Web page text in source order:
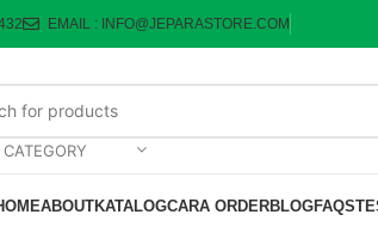
EMAIL : INFO@JEPARASTORE.COM
ABOUTKATALOGCARA ORDERBLOGFAQS